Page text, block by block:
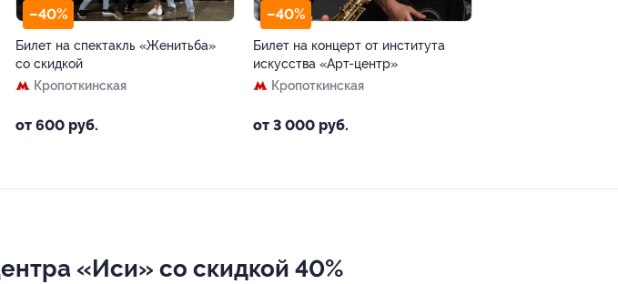
–40%
Билет на спектакль «Женитьба»
со скидкой
Кропоткинская
от 600 руб.
–40%
Билет на концерт от института
искусства «Арт-центр»
Кропоткинская
от 3 000 руб.
«Иси» со скидкой 40%